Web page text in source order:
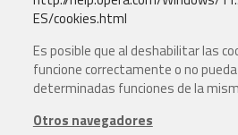
ES/cookies.html
Es posible que al deshabilitar las
funcione correctamente o no
determinadas funciones de la
Otros navegadores